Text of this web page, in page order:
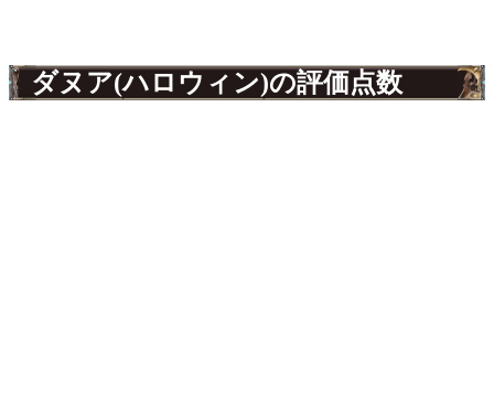
ダヌア(ハロウィン)の評価点数